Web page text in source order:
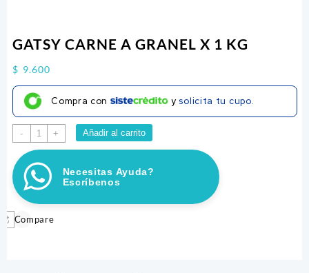
GATSY CARNE A GRANEL X 1 KG
$ 9.600
Compra con y solicita tu cupo.
-
GATSY
CARNE
A
GRANEL
X
1
KG
+ Añadir al carrito
Necesitas Ayuda?
Escríbenos
Compare